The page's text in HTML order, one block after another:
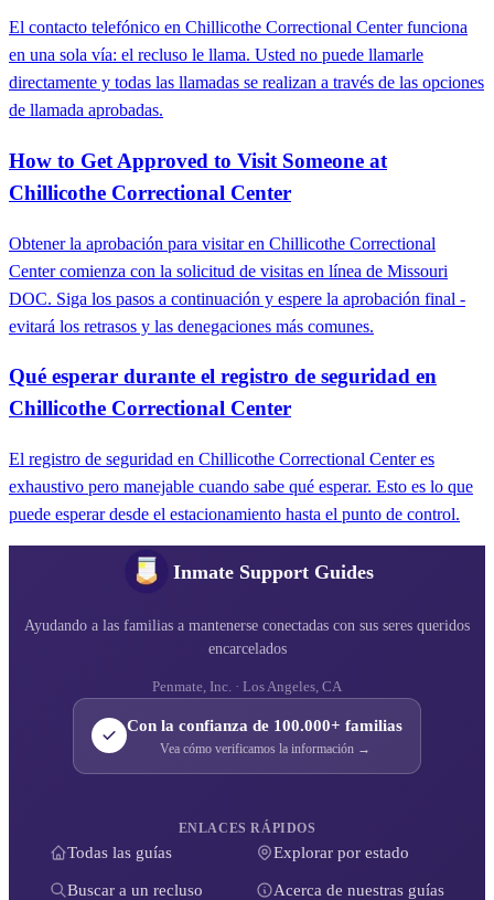
El contacto telefónico en Chillicothe Correctional Center funciona
en una sola vía: el recluso le llama. Usted no puede llamarle
directamente y todas las llamadas se realizan a través de las opciones
de llamada aprobadas.
How to Get Approved to Visit Someone at
Chillicothe Correctional Center
Obtener la aprobación para visitar en Chillicothe Correctional
Center comienza con la solicitud de visitas en línea de Missouri
DOC. Siga los pasos a continuación y espere la aprobación final -
evitará los retrasos y las denegaciones más comunes.
Qué esperar durante el registro de seguridad en
Chillicothe Correctional Center
El registro de seguridad en Chillicothe Correctional Center es
exhaustivo pero manejable cuando sabe qué esperar. Esto es lo que
puede esperar desde el estacionamiento hasta el punto de control.
Inmate Support Guides
Ayudando a las familias a mantenerse conectadas con sus seres queridos
encarcelados
Penmate, Inc. · Los Angeles, CA
Con la confianza de 100.000+ familias
Vea cómo verificamos la información →
ENLACES RÁPIDOS
Todas las guías Explorar por estado
Buscar a un recluso Acerca de nuestras guías